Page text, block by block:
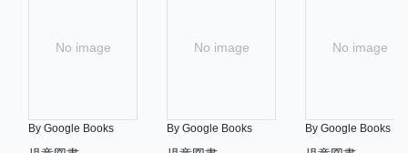
No image
By Google Books
No image
By Google Books
No image
By Google Books